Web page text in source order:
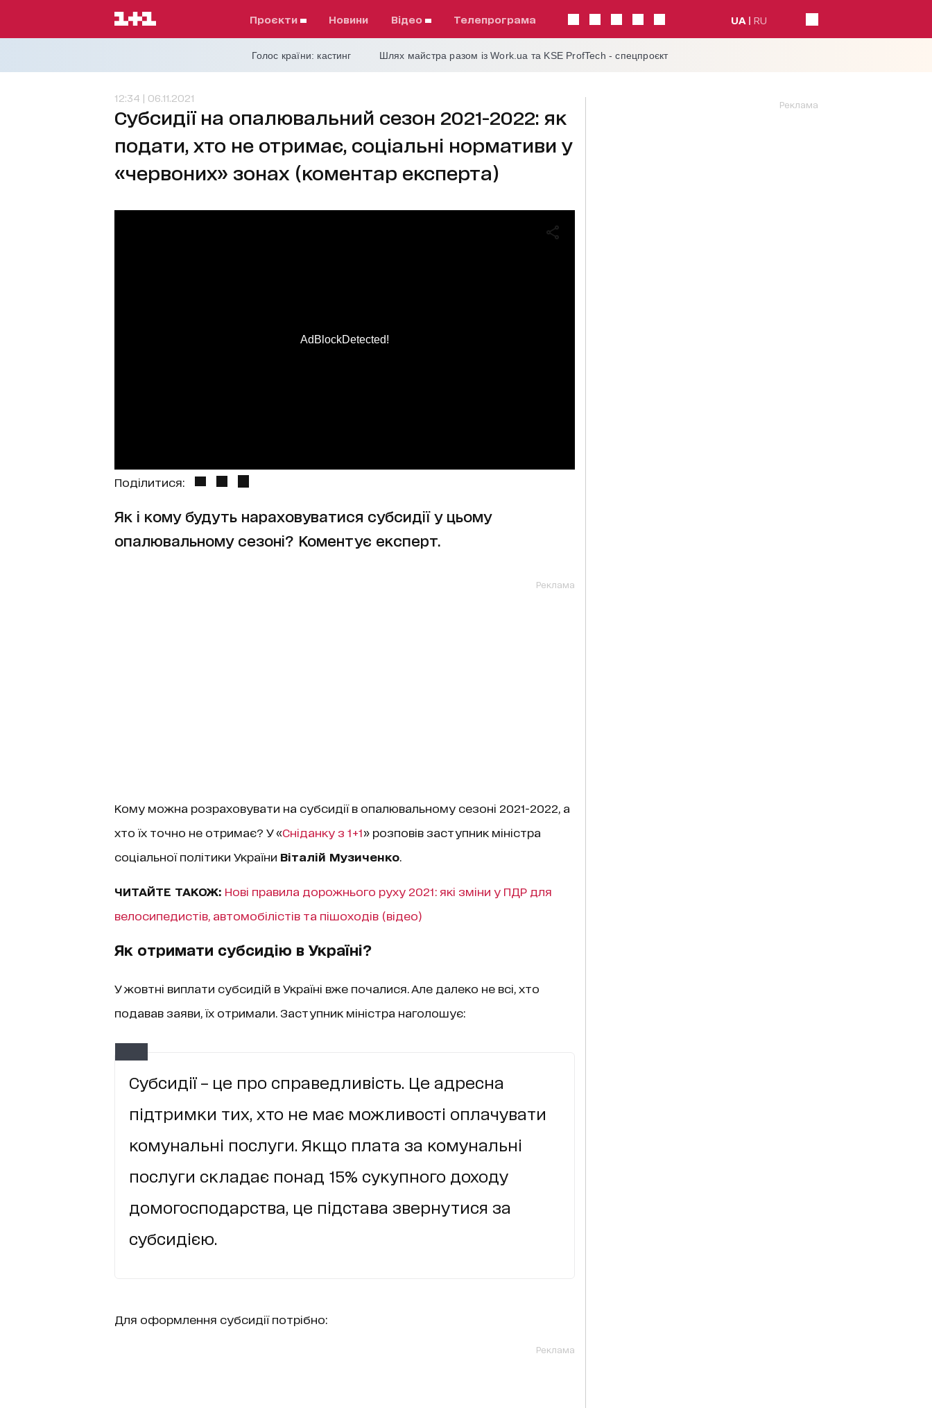
проєкти Новини відео телепрограма UA RU
Голос країни: кастинг Шлях майстра разом із Work.ua та KSE ProfTech - спецпроєкт
12:34 | 06.11.2021
Субсидії на опалювальний сезон 2021-2022: як
подати, хто не отримає, соціальні нормативи у
«червоних» зонах (коментар експерта)
AdBlockDetected!
Поділитися:
Як і кому будуть нараховуватися субсидії у цьому
опалювальному сезоні? Коментує експерт.
Реклама
Кому можна розраховувати на субсидії в опалювальному сезоні 2021-2022, а
хто їх точно не отримає? У «Сніданку з 1+1» розповів заступник міністра
соціальної політики України Віталій Музиченко.
ЧИТАЙТЕ ТАКОЖ: Нові правила дорожнього руху 2021: які зміни у ПДР для
велосипедистів, автомобілістів та пішоходів (відео)
Як отримати субсидію в Україні?
У жовтні виплати субсидій в Україні вже почалися. Але далеко не всі, хто
подавав заяви, їх отримали. Заступник міністра наголошує:
Субсидії – це про справедливість. Це адресна
підтримки тих, хто не має можливості оплачувати
комунальні послуги. Якщо плата за комунальні
послуги складає понад 15% сукупного доходу
домогосподарства, це підстава звернутися за
субсидією.
Для оформлення субсидії потрібно:
Реклама
Реклама